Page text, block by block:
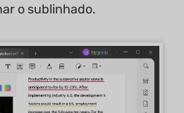
o sublinhado.